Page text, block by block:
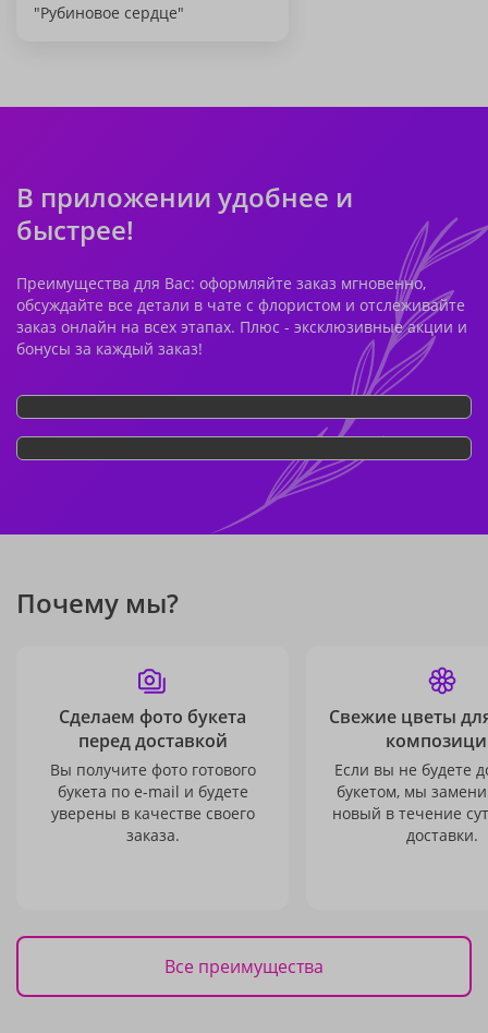
"Рубиновое сердце"
В приложении удобнее и
быстрее!
Преимущества для Вас: оформляйте заказ мгновенно,
обсуждайте все детали в чате с флористом и отслеживайте
заказ онлайн на всех этапах. Плюс - эксклюзивные акции и
бонусы за каждый заказ!
Почему мы?
Сделаем фото букета
перед доставкой
Вы получите фото готового
букета по e-mail и будете
уверены в качестве своего
заказа.
Свежие цветы
Если вы не будете
букетом, мы
новый в течение
доставки.
Все преимущества